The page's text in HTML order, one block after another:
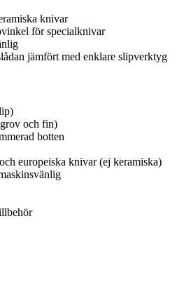
knivar
för specialknivar
jämfört med enklare slipverktyg
och fin)
botten
europeiska knivar (ej keramiska)